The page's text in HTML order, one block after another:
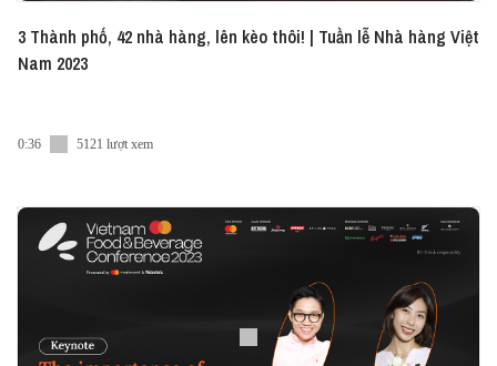
3 Thành phố, 42 nhà hàng, lên kèo thôi! | Tuần lễ Nhà hàng Việt
Nam 2023
0:36 5121 lượt xem